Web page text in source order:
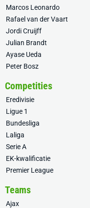
Marcos Leonardo
Rafael van der Vaart
Jordi Cruijff
Julian Brandt
Ayase Ueda
Peter Bosz
Competities
Eredivisie
Ligue 1
Bundesliga
Laliga
Serie A
EK-kwalificatie
Premier League
Teams
Ajax